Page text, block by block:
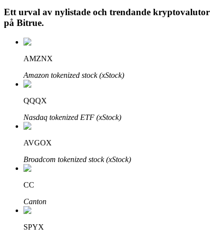
Auto Invest
Ta långsiktig vinst och flexibla intressen
Lär dig Staking
Ett urval av nylistade och trendande kryptovalutor
på Bitrue.
AMZNX
Amazon tokenized stock (xStock)
QQQX
Nasdaq tokenized ETF (xStock)
AVGOX
Broadcom tokenized stock (xStock)
CC
Canton
SPYX